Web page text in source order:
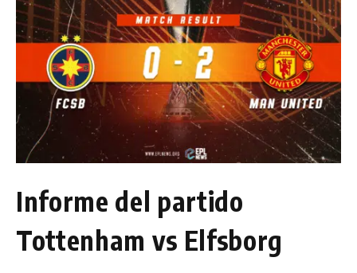
Informe del partido
Tottenham vs Elfsborg